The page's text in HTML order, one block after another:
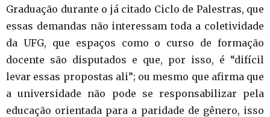
Graduação durante o já citado Ciclo de Palestras, que
essas demandas não interessam toda a coletividade
da UFG, que espaços como o curso de formação
docente são disputados e que, por isso, é “difícil
levar essas propostas ali”; ou mesmo que afirma que
a universidade não pode se responsabilizar pela
educação orientada para a paridade de gênero, isso